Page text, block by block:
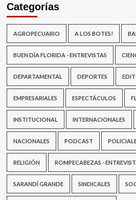
Categorías
AGROPECUARIO A LOS BOTES!
BUEN DÍA FLORIDA - ENTREVISTAS
DEPARTAMENTAL DEPORTES
EMPRESARIALES ESPECTÁCULOS
INSTITUCIONAL INTERNACIONALES
NACIONALES PODCAST
RELIGIÓN ROMPECABEZAS -
SARANDÍ GRANDE SINDICALES